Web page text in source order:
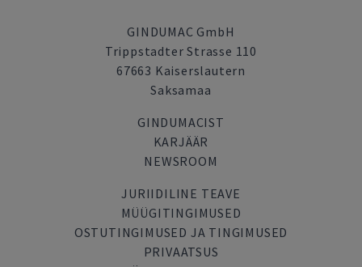
GINDUMAC GmbH
Trippstadter Strasse 110
67663 Kaiserslautern
Saksamaa
GINDUMACIST
KARJÄÄR
NEWSROOM
JURIIDILINE TEAVE
MÜÜGITINGIMUSED
OSTUTINGIMUSED JA TINGIMUSED
PRIVAATSUS